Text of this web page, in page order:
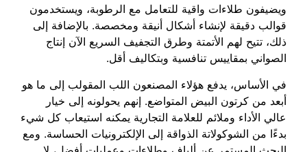
ويضيفون طلاءات واقية للتعامل مع الرطوبة، ويستخدمون
قوالب دقيقة لإنشاء أشكال أنيقة ومخصصة. بالإضافة إلى
ذلك، تتيح لهم الأتمتة وطرق التجفيف السريع الآن إنتاج
الصواني بمقاييس تنافسية وبتكاليف أقل.
في الأساس، يدفع هؤلاء المصنعون اللب المقولب إلى ما هو
أبعد من كرتون البيض المتواضع. إنهم يحولونه إلى خيار
عالي الأداء وملائم للعلامة التجارية يمكنه استيعاب كل شيء
بدءًا من الشوكولاتة الذواقة إلى الإلكترونيات الحساسة. ومع